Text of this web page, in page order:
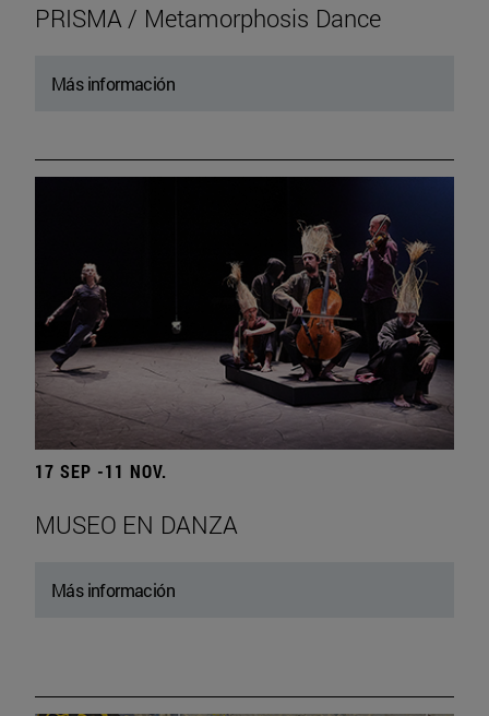
PRISMA / Metamorphosis Dance
Más información
17 SEP -11 NOV.
MUSEO EN DANZA
Más información